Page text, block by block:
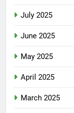
July 2025
June 2025
May 2025
April 2025
March 2025